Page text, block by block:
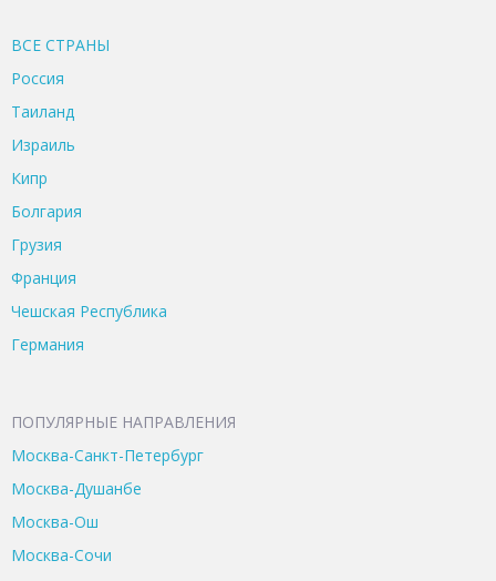
ВСЕ CТРАНЫ
Россия
Таиланд
Израиль
Кипр
Болгария
Грузия
Франция
Чешская Республика
Германия
ПОПУЛЯРНЫЕ НАПРАВЛЕНИЯ
Москва-Санкт-Петербург
Москва-Душанбе
Москва-Ош
Москва-Сочи